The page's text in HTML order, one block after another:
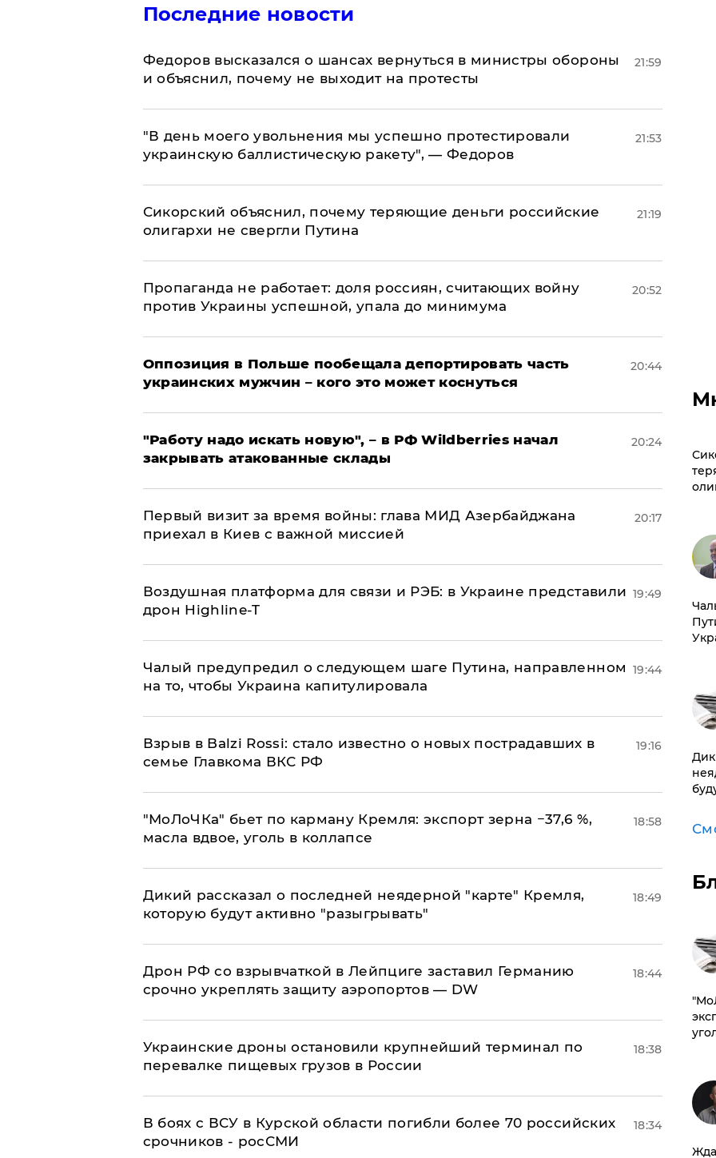
Последние новости
Федоров высказался о шансах вернуться в министры обороны
и объяснил, почему не выходит на протесты
21:59
​"В день моего увольнения мы успешно протестировали
украинскую баллистическую ракету", — Федоров
21:53
Сикорский объяснил, почему теряющие деньги российские
олигархи не свергли Путина
21:19
​Пропаганда не работает: доля россиян, считающих войну
против Украины успешной, упала до минимума
20:52
Оппозиция в Польше пообещала депортировать часть
украинских мужчин – кого это может коснуться
20:44
"Работу надо искать новую", – в РФ Wildberries начал
закрывать атакованные склады
20:24
Первый визит за время войны: глава МИД Азербайджана
приехал в Киев с важной миссией
20:17
Воздушная платформа для связи и РЭБ: в Украине представили
дрон Highline-T
19:49
Чалый предупредил о следующем шаге Путина, направленном
на то, чтобы Украина капитулировала
19:44
Взрыв в Balzi Rossi: стало известно о новых пострадавших в
семье Главкома ВКС РФ
19:16
​"МоЛоЧКа" бьет по карману Кремля: экспорт зерна −37,6 %,
масла вдвое, уголь в коллапсе
18:58
Дикий рассказал о последней неядерной "карте" Кремля,
которую будут активно "разыгрывать"
18:49
​Дрон РФ со взрывчаткой в Лейпциге заставил Германию
срочно укреплять защиту аэропортов — DW
18:44
Украинские дроны остановили крупнейший терминал по
перевалке пищевых грузов в России
18:38
В боях с ВСУ в Курской области погибли более 70 российских
срочников - росСМИ
18:34